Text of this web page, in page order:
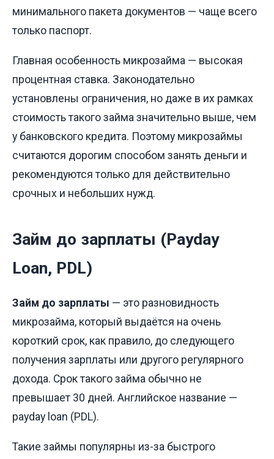
минимального пакета документов — чаще всего
только паспорт.
Главная особенность микрозайма — высокая
процентная ставка. Законодательно
установлены ограничения, но даже в их рамках
стоимость такого займа значительно выше, чем
у банковского кредита. Поэтому микрозаймы
считаются дорогим способом занять деньги и
рекомендуются только для действительно
срочных и небольших нужд.
Займ до зарплаты (Payday
Loan, PDL)
Займ до зарплаты — это разновидность
микрозайма, который выдаётся на очень
короткий срок, как правило, до следующего
получения зарплаты или другого регулярного
дохода. Срок такого займа обычно не
превышает 30 дней. Английское название —
payday loan (PDL).
Такие займы популярны из-за быстрого